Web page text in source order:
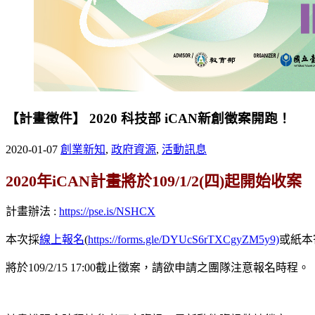
【計畫徵件】 2020 科技部 iCAN新創徵案開跑！
2020-01-07 創業新知, 政府資源, 活動訊息
2020年iCAN計畫將於109/1/2(四)起開始收案
計畫辦法 : https://pse.is/NSHCX
本次採線上報名(https://forms.gle/DYUcS6rTXCgyZM5y9)或紙
將於109/2/15 17:00截止徵案，請欲申請之團隊注意報名時程。